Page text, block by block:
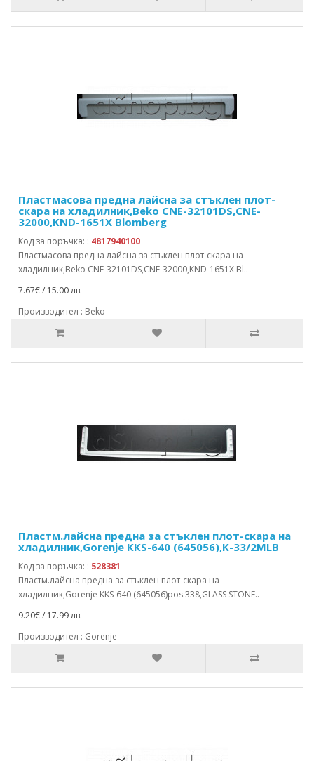
Пластмасова предна лайсна за стъклен плот-
скара на хладилник,Beko CNE-32101DS,CNE-
32000,KND-1651X Blomberg
Код за поръчка: : 4817940100
Пластмасова предна лайсна за стъклен плот-скара на
хладилник,Beko CNE-32101DS,CNE-32000,KND-1651X Bl..
7.67€ / 15.00 лв.
Производител : Beko
Пластм.лайсна предна за стъклен плот-скара на
хладилник,Gorenje KKS-640 (645056),K-33/2MLB
Код за поръчка: : 528381
Пластм.лайсна предна за стъклен плот-скара на
хладилник,Gorenje KKS-640 (645056)pos.338,GLASS STONE..
9.20€ / 17.99 лв.
Производител : Gorenje